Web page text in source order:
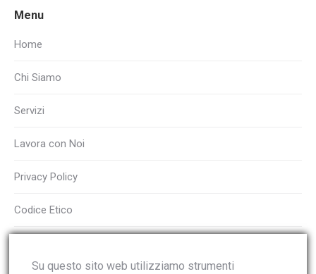
Menu
Home
Chi Siamo
Servizi
Lavora con Noi
Privacy Policy
Codice Etico
Su questo sito web utilizziamo strumenti